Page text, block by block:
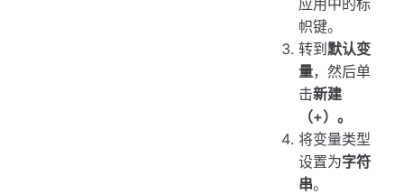
应用中的标
帜键。
转到 默认变
量，然后单
击新建
（+）。
将变量类型
设置为字符
串。